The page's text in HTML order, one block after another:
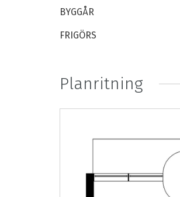
BYGGÅR
FRIGÖRS
Planritning